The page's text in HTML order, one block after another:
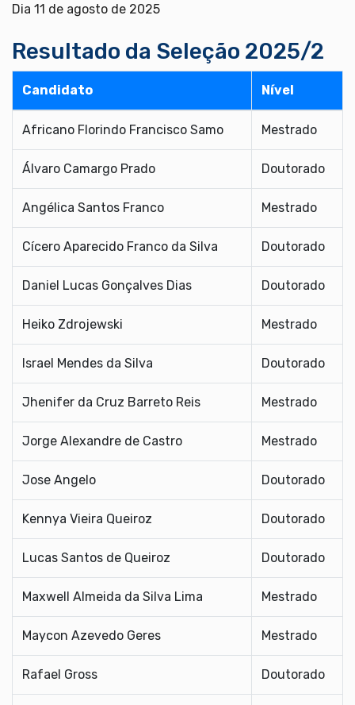
Dia 11 de agosto de 2025
Resultado da Seleção 2025/2
Candidato Nível
Africano Florindo Francisco Samo Mestrado
Álvaro Camargo Prado Doutorado
Angélica Santos Franco Mestrado
Cícero Aparecido Franco da Silva Doutorado
Daniel Lucas Gonçalves Dias Doutorado
Heiko Zdrojewski Mestrado
Israel Mendes da Silva Doutorado
Jhenifer da Cruz Barreto Reis Mestrado
Jorge Alexandre de Castro Mestrado
Jose Angelo Doutorado
Kennya Vieira Queiroz Doutorado
Lucas Santos de Queiroz Doutorado
Maxwell Almeida da Silva Lima Mestrado
Maycon Azevedo Geres Mestrado
Rafael Gross Doutorado